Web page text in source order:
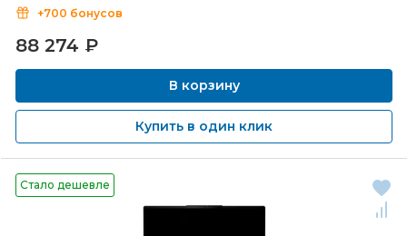
+700 бонусов
88 274 ₽
В корзину
Купить в один клик
Стало дешевле